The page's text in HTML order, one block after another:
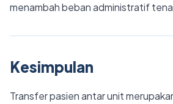
menambah beban administratif
Kesimpulan
Transfer pasien antar unit